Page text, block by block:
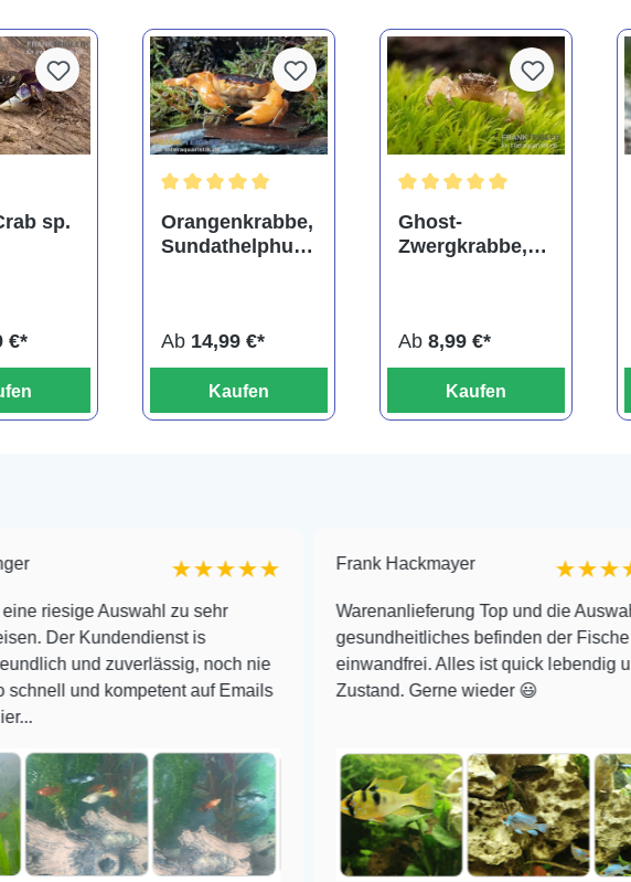
sp.
€*
Orangenkrabbe,
Sundathelphusa
Ab 14,99 €*
Kaufen
Ghost-
Zwergkrabbe,
Ab 8,99 €*
Kaufen
★★★★★
Auswahl zu sehr
is
zuverlässig, noch nie
kompetent auf Emails
Frank Hackmayer ★★★★
Warenanlieferung Top und die Auswahl plus
gesundheitliches befinden der Fische
einwandfrei. Alles ist quick lebendig und im super
Zustand. Gerne wieder 😃